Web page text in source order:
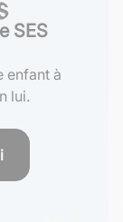
SES
enfant à
lui.